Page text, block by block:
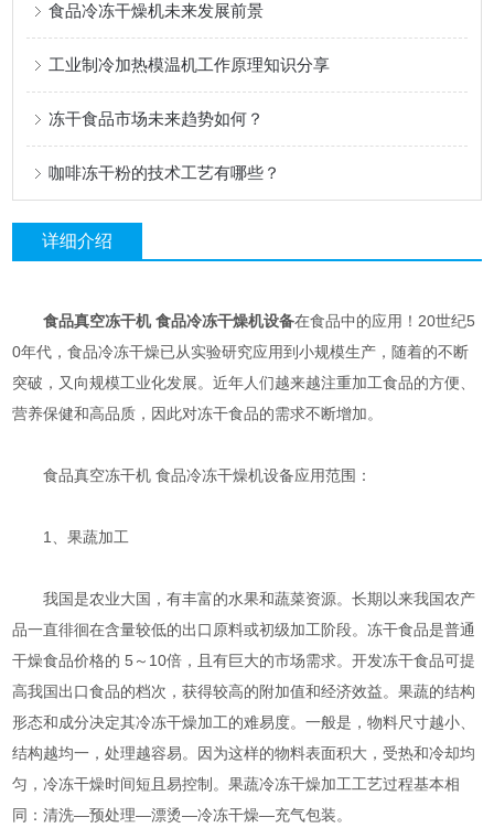
食品冷冻干燥机未来发展前景
工业制冷加热模温机工作原理知识分享
冻干食品市场未来趋势如何？
咖啡冻干粉的技术工艺有哪些？
详细介绍
食品真空冻干机 食品冷冻干燥机设备在食品中的应用！20世纪5
0年代，食品冷冻干燥已从实验研究应用到小规模生产，随着的不断
突破，又向规模工业化发展。近年人们越来越注重加工食品的方便、
营养保健和高品质，因此对冻干食品的需求不断增加。
食品真空冻干机 食品冷冻干燥机设备应用范围：
1、果蔬加工
我国是农业大国，有丰富的水果和蔬菜资源。长期以来我国农产
品一直徘徊在含量较低的出口原料或初级加工阶段。冻干食品是普通
干燥食品价格的 5～10倍，且有巨大的市场需求。开发冻干食品可提
高我国出口食品的档次，获得较高的附加值和经济效益。果蔬的结构
形态和成分决定其冷冻干燥加工的难易度。一般是，物料尺寸越小、
结构越均一，处理越容易。因为这样的物料表面积大，受热和冷却均
匀，冷冻干燥时间短且易控制。果蔬冷冻干燥加工工艺过程基本相
同：清洗—预处理—漂烫—冷冻干燥—充气包装。